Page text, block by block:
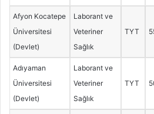
Afyon Kocatepe
Üniversitesi
(Devlet)
Laborant ve
Veteriner
Sağlık
TYT
Adıyaman
Üniversitesi
(Devlet)
Laborant ve
Veteriner
Sağlık
TYT